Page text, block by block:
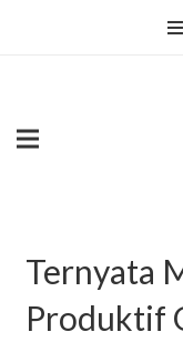
Ternyata
Produktif